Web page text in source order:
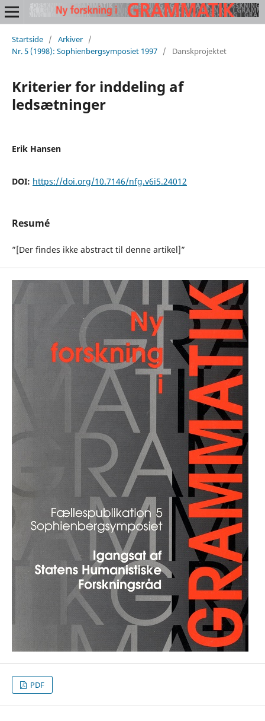
Startside / Arkiver /
Nr. 5 (1998): Sophienbergsymposiet 1997 / Danskprojektet
Kriterier for inddeling af
ledsætninger
Erik Hansen
DOI: https://doi.org/10.7146/nfg.v6i5.24012
Resumé
”[Der findes ikke abstract til denne artikel]”
PDF